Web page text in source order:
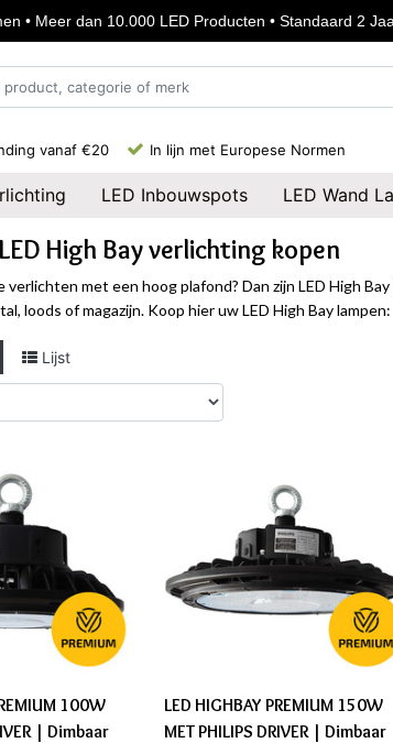
vanaf €20 In lijn met Europese Normen
LED Inbouwspots LED Wand
High Bay verlichting kopen
met een hoog plafond? Dan zijn LED High
loods of magazijn. Koop hier uw LED High Bay lampen:
Lijst
100W
| Dimbaar
LED HIGHBAY PREMIUM 150W
MET PHILIPS DRIVER | Dimbaar
• Meer dan 10.000 LED Producten • Standaard 2